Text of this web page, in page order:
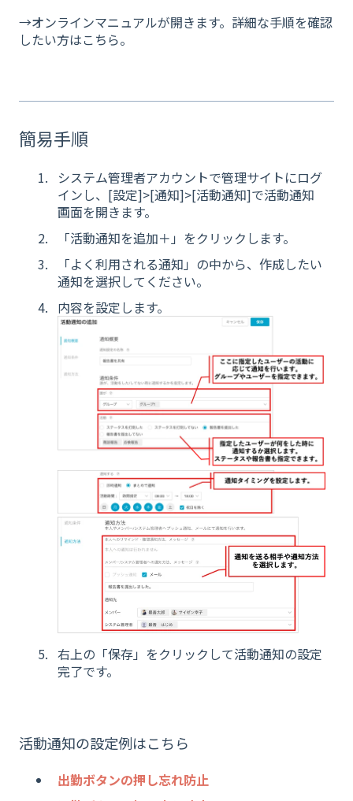
→オンラインマニュアルが開きます。詳細な手順を確認
したい方はこちら。
簡易手順
システム管理者アカウントで管理サイトにログ
インし、[設定]>[通知]>[活動通知]で活動通知
画面を開きます。
「活動通知を追加＋」をクリックします。
「よく利用される通知」の中から、作成したい
通知を選択してください。
内容を設定します。
右上の「保存」をクリックして活動通知の設定
完了です。
活動通知の設定例はこちら
出勤ボタンの押し忘れ防止